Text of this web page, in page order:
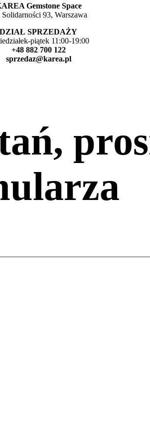
Gemstone Space
93, Warszawa
DZIAŁ SPRZEDAŻY
piątek 11:00-19:00
+48 882 700 122
sprzedaz@karea.pl